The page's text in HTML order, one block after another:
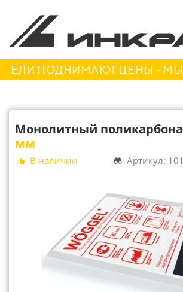
ПОДНИМАЮТ ЦЕНЫ - МЫ
Монолитный
мм
В наличии Артикул: